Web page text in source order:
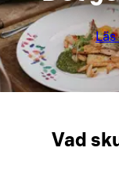
Läs
Vad